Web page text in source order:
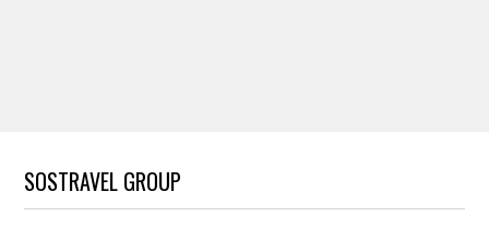
SOSTRAVEL GROUP